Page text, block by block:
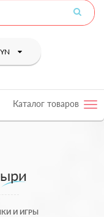
Каталог товаров
И ИГРЫ